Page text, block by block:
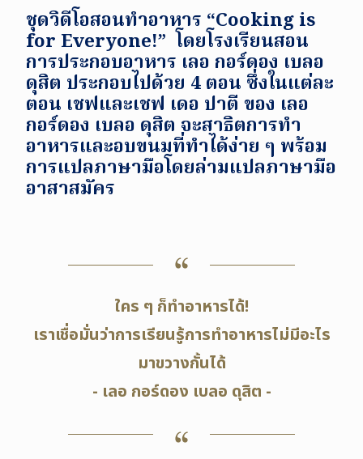
ชุดวิดีโอสอนทำอาหาร“Cooking is
for Everyone!” โดยโรงเรียนสอน
การประกอบอาหาร เลอ กอร์ดอง เบลอ
ดุสิต ประกอบไปด้วย 4 ตอน ซึ่งในแต่ละ
ตอน เชฟและเชฟ เดอ ปาตี ของ เลอ
กอร์ดอง เบลอ ดุสิต จะสาธิตการทำ
อาหารและอบขนมที่ทำได้ง่าย ๆ พร้อม
การแปลภาษามือโดยล่ามแปลภาษามือ
อาสาสมัคร
ใคร ๆ ก็ทำอาหารได้!
เราเชื่อมั่นว่าการเรียนรู้การทำอาหารไม่มีอะไร
มาขวางกั้นได้
- เลอ กอร์ดอง เบลอ ดุสิต -